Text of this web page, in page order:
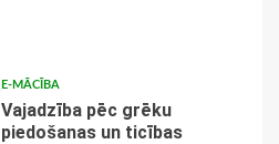
E-MĀCĪBA
Vajadzība pēc grēku
piedošanas un ticības